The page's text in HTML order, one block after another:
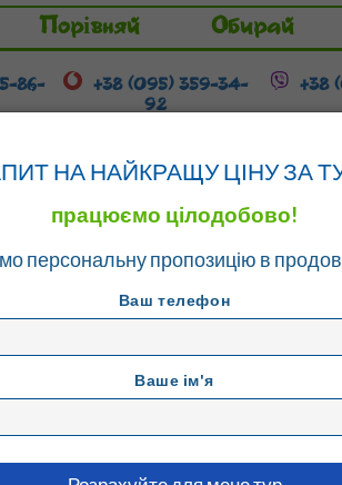
Порівняй Обирай
86-
+38 (095) 359-34-
92
+38
НА НАЙКРАЩУ ЦІНУ ЗА
працюємо цілодобово!
персональну пропозицію в
Ваш телефон
Ваше ім'я